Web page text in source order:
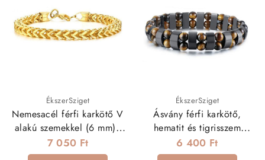
ÉkszerSziget
Nemesacél férfi karkötő V
alakú szemekkel (6 mm) -
arany
7 050 Ft
ÉkszerSziget
Ásvány férfi karkötő,
hematit és tigrisszem
gyöngyökkel
6 400 Ft